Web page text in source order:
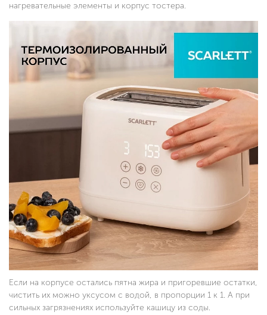
нагревательные элементы и корпус тостера.
Если на корпусе остались пятна жира и пригоревшие остатки,
чистить их можно уксусом с водой, в пропорции 1 к 1. А при
сильных загрязнениях используйте кашицу из соды.